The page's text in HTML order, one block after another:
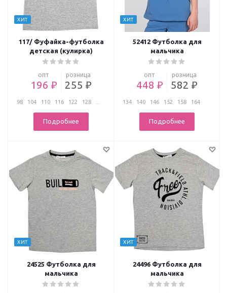
ХИТ
117/ Фуфайка-футболка
детская (кулирка)
опт
196 ₽
розница
255 ₽
98 104 110 116 122 128
Подробнее
ХИТ
52412 Футболка для
мальчика
опт
448 ₽
розница
582 ₽
134 140 146 152 158 164
Подробнее
ХИТ
24525 Футболка для
мальчика
ХИТ
24496 Футболка для
мальчика